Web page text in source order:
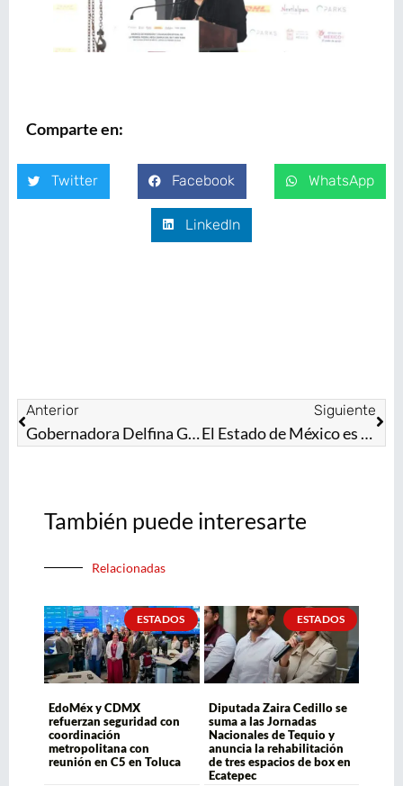
Comparte en:
Twitter Facebook WhatsApp
LinkedIn
Anterior
Gobernadora Delfina Gómez rehabilita espacios educativos, deportivos y de seguridad en Texcaltitlán
Siguiente
El Estado de México es un destino ideal de turismo de romance para la celebración de bodas
También puede interesarte
Relacionadas
ESTADOS
EdoMéx y CDMX
refuerzan seguridad con
coordinación
metropolitana con
reunión en C5 en Toluca
ESTADOS
Diputada Zaira Cedillo se
suma a las Jornadas
Nacionales de Tequio y
anuncia la rehabilitación
de tres espacios de box en
Ecatepec